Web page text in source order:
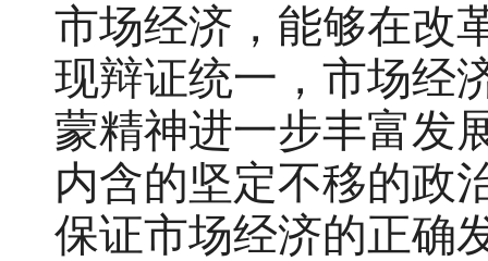
市场经济，能够在改
现辩证统一，市场经
蒙精神进一步丰富发
内含的坚定不移的政
保证市场经济的正确